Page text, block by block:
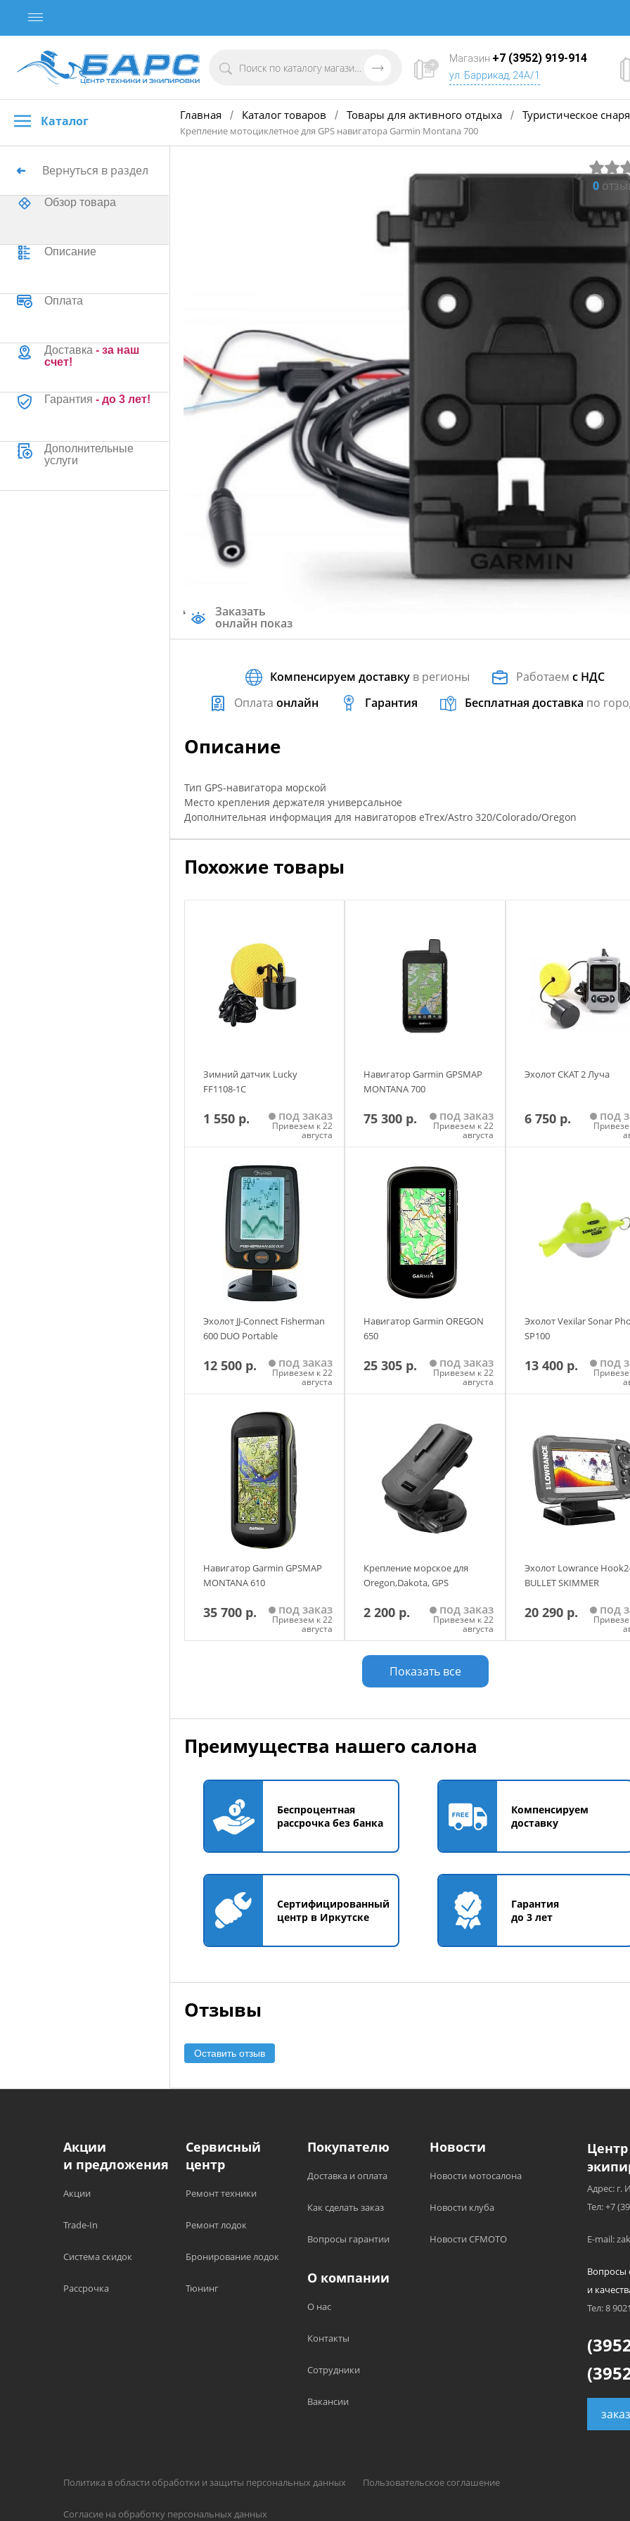
Магазин +7 (3952) 919-914
ул. Баррикад, 24А/1
Каталог Главная / Каталог товаров / Товары для активного отдыха / Туристическое
Крепление мотоциклетное для GPS навигатора Garmin Montana 700
Вернуться в раздел
Обзор товара
Описание
Оплата
Доставка - за наш
счет!
Гарантия - до 3 лет!
Дополнительные
услуги
0
Заказать
онлайн показ
Компенсируем доставку в регионы Работаемс НДС
Оплата онлайн Гарантия Бесплатная доставка по
Описание
Тип GPS-навигатора морской
Место крепления держателя универсальное
Дополнительная информация для навигаторов eTrex/Astro 320/Colorado/Oregon
Похожие товары
Зимний датчик Lucky
FF1108-1C
1 550 р. под заказ
Привезем к 22
августа
Добавить в корзину
Навигатор Garmin GPSMAP
MONTANA 700
75 300 р. под заказ
Привезем к 22
августа
Добавить в корзину
Эхолот СКАТ 2 Луча
6 750 р. под
Эхолот JJ-Connect Fisherman
600 DUO Portable
12 500 р. под заказ
Привезем к 22
августа
Добавить в корзину
Навигатор Garmin OREGON
650
25 305 р. под заказ
Привезем к 22
августа
Эхолот Vexilar Sonar
SP100
13 400 р. под
Навигатор Garmin GPSMAP
MONTANA 610
35 700 р. под заказ
Привезем к 22
августа
Крепление морское для
Oregon,Dakota, GPS
2 200 р. под заказ
Привезем к 22
августа
Добавить в корзину
Эхолот Lowrance
BULLET SKIMMER
20 290 р. под
Показать все
Преимущества нашего салона
Беспроцентная
рассрочка без банка
Компенсируем
доставку
Сертифицированный
центр в Иркутске
Гарантия
до 3 лет
Отзывы
Оставить отзыв
Акции
и предложения
Акции
Trade-In
Система скидок
Рассрочка
Сервисный
центр
Ремонт техники
Ремонт лодок
Бронирование лодок
Тюнинг
Покупателю
Доставка и оплата
Как сделать заказ
Вопросы гарантии
Новости
Новости мотосалона
Новости клуба
Новости CFMOTO
О компании
О нас
Контакты
Сотрудники
Вакансии
Политика в области обработки и защиты персональных данных Пользовательское соглашение
Согласие на обработку персональных данных
Адрес: г.
Тел: +7
E-mail:
Вопросы
и
Тел: 8